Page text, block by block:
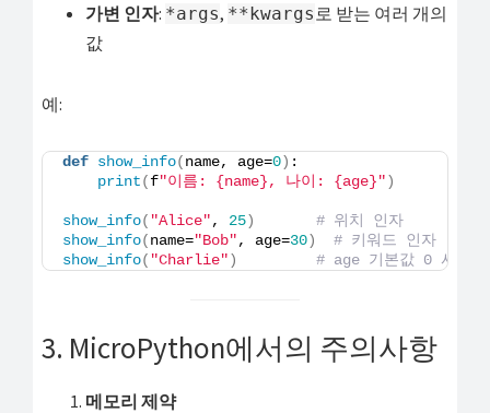
가변 인자: *args, **kwargs 로 받는 여러 개의
값
예:
def show_info(name, age=0) :
print(f"이름: {name}, 나이: {age}")
show_info( "Alice", 25)
# 위치 인자
show_info(name="Bob", age=30)
# 키워드 인자
show_info( "Charlie") # age 기본값 0 사용
3. MicroPython에서의 주의사항
메모리 제약